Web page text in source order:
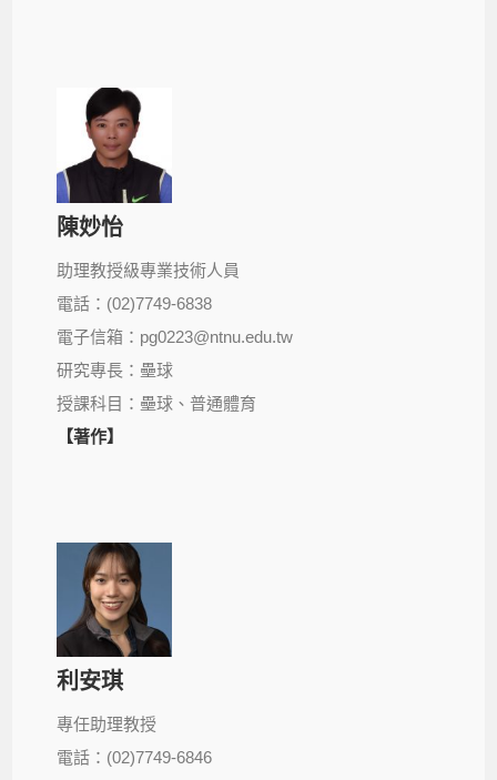
陳妙怡
助理教授級專業技術人員
電話：(02)7749-6838
電子信箱：pg0223@ntnu.edu.tw
研究專長：壘球
授課科目：壘球、普通體育
【著作】
利安琪
專任助理教授
電話：(02)7749-6846